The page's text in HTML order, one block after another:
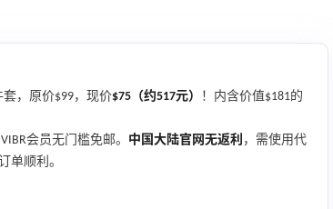
套，原价$99，现价$75（约517元）
！内含价值$181的
会员无门槛免邮。 中国大陆官网无返利 ，需使用代
单顺利。
4%返利
最高10%返利